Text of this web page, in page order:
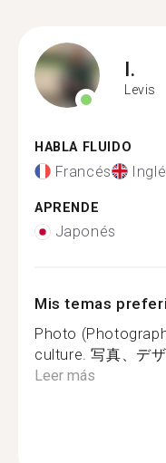
I.
Levis
HABLA FLUIDO
Francés
APRENDE
Japonés
Mis temas
Photo
culture. 写真、デ
Leer más